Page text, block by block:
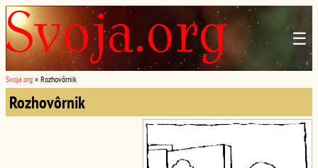
☰
Svoja.org » Rozhovôrnik
Rozhovôrnik